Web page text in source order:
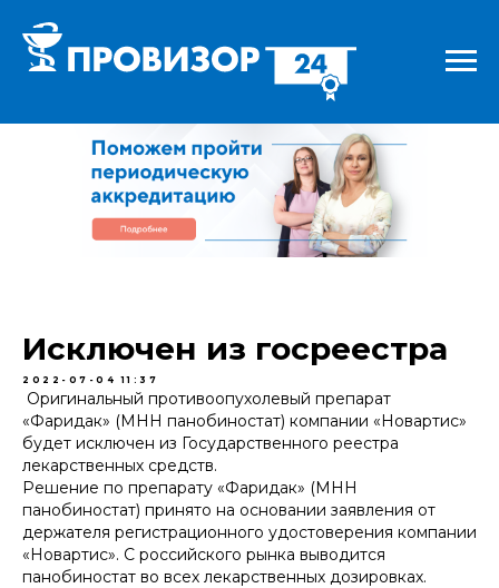
Исключен из госреестра
2022-07-04 11:37
Оригинальный противоопухолевый препарат
«Фаридак» (МНН панобиностат) компании «Новартис»
будет исключен из Государственного реестра
лекарственных средств.
Решение по препарату «Фаридак» (МНН
панобиностат) принято на основании заявления от
держателя регистрационного удостоверения компании
«Новартис». С российского рынка выводится
панобиностат во всех лекарственных дозировках.